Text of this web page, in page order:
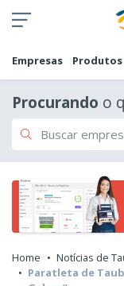
Empresas Produtos
Procurando o
Home Notícias de
Paratleta de